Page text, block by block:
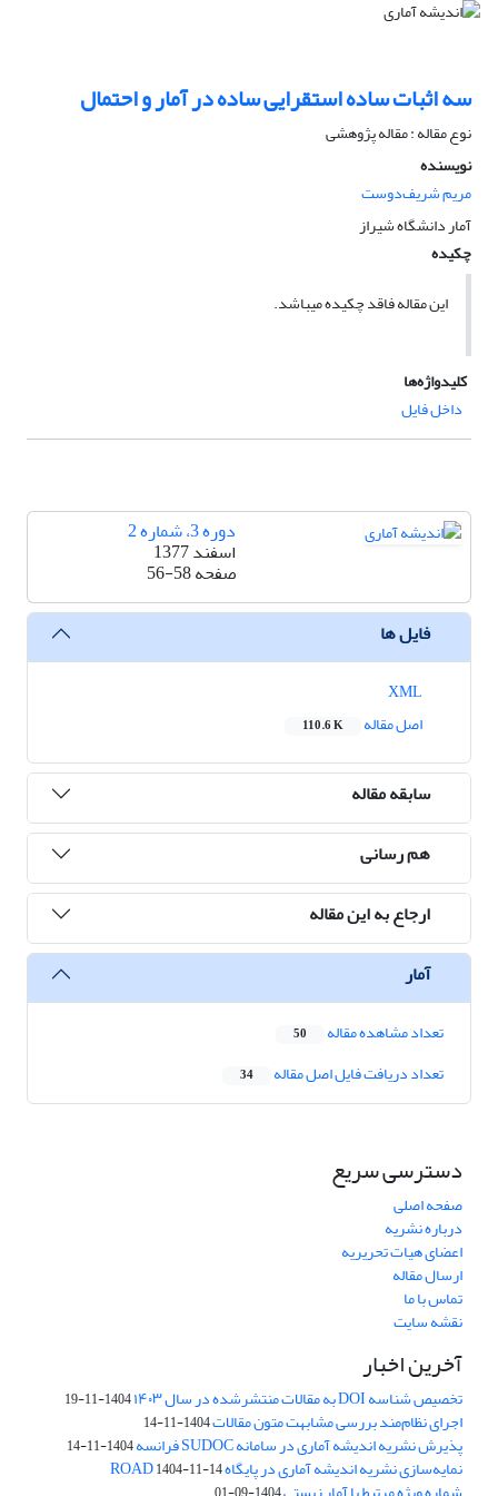
سه اثبات ساده استقرایی ساده در آمار و احتمال
نوع مقاله : مقاله پژوهشی
نویسنده
مریم شریف‌دوست
آمار دانشگاه شیراز
چکیده
این مقاله فاقد چکیده می​باشد.
کلیدواژه‌ها
داخل فایل
دوره 3، شماره 2
اسفند 1377
صفحه56-58
فایل ها
اصل مقاله
110.6 K
سابقه مقاله
هم رسانی
ارجاع به این مقاله
آمار
تعداد مشاهده مقاله 50
تعداد دریافت فایل اصل مقاله 34
دسترسی سریع
صفحه اصلی
درباره نشریه
اعضای هیات تحریریه
ارسال مقاله
تماس با ما
نقشه سایت
آخرین اخبار
تخصیص شناسه DOI به مقالات منتشرشده در سال ۱۴۰۳ 1404-11-19
اجرای نظام‌مند بررسی مشابهت متون مقالات1404-11-14
پذیرش نشریه اندیشه آماری در سامانه SUDOC فرانسه 1404-11-14
نمایه‌سازی نشریه اندیشه آماری در پایگاه ROAD1404-11-14